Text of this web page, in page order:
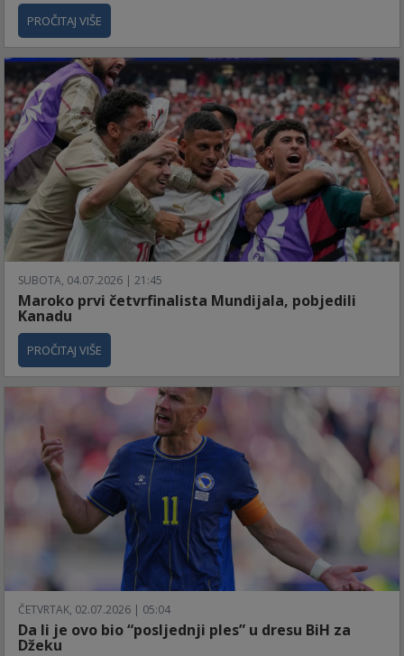
PROČITAJ VIŠE
SUBOTA, 04.07.2026 | 21:45
Maroko prvi četvrfinalista Mundijala, pobjedili
Kanadu
PROČITAJ VIŠE
ČETVRTAK, 02.07.2026 | 05:04
Da li je ovo bio “posljednji ples” u dresu BiH za
Džeku